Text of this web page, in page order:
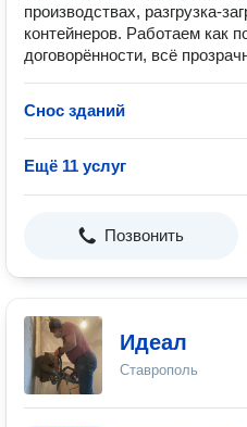
производствах, разгрузка-
контейнеров. Работаем как
договорённости, всё
Снос зданий
Ещё 11 услуг
Позвонить
Идеал
Ставрополь